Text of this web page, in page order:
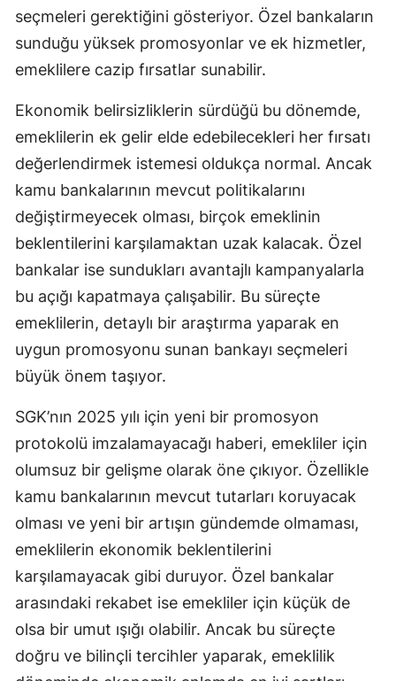
Ardahan
Karabük
Kilis
Osmaniye
Düzce
seçmeleri gerektiğini gösteriyor. Özel bankaların
sunduğu yüksek promosyonlar ve ek hizmetler,
emeklilere cazip fırsatlar sunabilir.
Ekonomik belirsizliklerin sürdüğü bu dönemde,
emeklilerin ek gelir elde edebilecekleri her fırsatı
değerlendirmek istemesi oldukça normal. Ancak
kamu bankalarının mevcut politikalarını
değiştirmeyecek olması, birçok emeklinin
beklentilerini karşılamaktan uzak kalacak. Özel
bankalar ise sundukları avantajlı kampanyalarla
bu açığı kapatmaya çalışabilir. Bu süreçte
emeklilerin, detaylı bir araştırma yaparak en
uygun promosyonu sunan bankayı seçmeleri
büyük önem taşıyor.
SGK’nın 2025 yılı için yeni bir promosyon
protokolü imzalamayacağı haberi, emekliler için
olumsuz bir gelişme olarak öne çıkıyor. Özellikle
kamu bankalarının mevcut tutarları koruyacak
olması ve yeni bir artışın gündemde olmaması,
emeklilerin ekonomik beklentilerini
karşılamayacak gibi duruyor. Özel bankalar
arasındaki rekabet ise emekliler için küçük de
olsa bir umut ışığı olabilir. Ancak bu süreçte
doğru ve bilinçli tercihler yaparak, emeklilik